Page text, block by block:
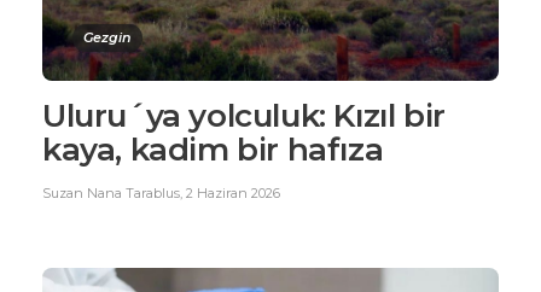
Gezgin
Uluru´ya yolculuk: Kızıl bir
kaya, kadim bir hafıza
Suzan Nana Tarablus, 2 Haziran 2026